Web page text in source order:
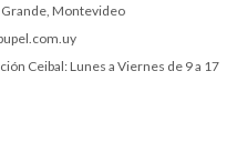
Grande, Montevideo
Ceibal: Lunes a Viernes de 9 a 17